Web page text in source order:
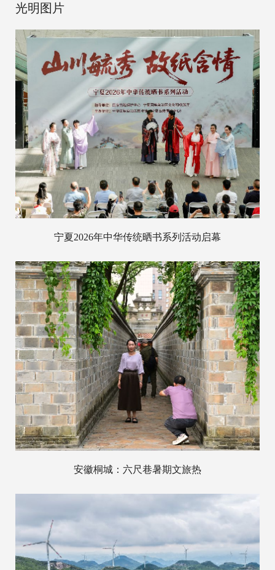
光明图片
宁夏2026年中华传统晒书系列活动启幕
安徽桐城：六尺巷暑期文旅热